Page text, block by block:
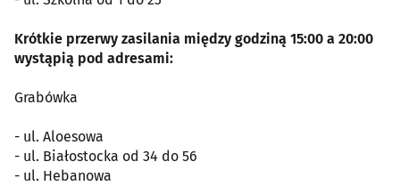
Krótkie przerwy zasilania między godziną 15:00 a 20:00
wystąpią pod adresami:
Grabówka
- ul. Aloesowa
- ul. Białostocka od 34 do 56
- ul. Hebanowa